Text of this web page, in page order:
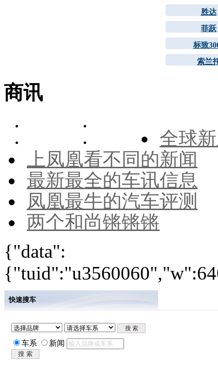
胜达
菲跃
标致
索兰
商讯
全球
上凤凰看不同的新闻
最新最全的车讯信息
凤凰最牛的汽车评测
两个和尚锵锵锵
{"data":
快速搜车
车系 新闻